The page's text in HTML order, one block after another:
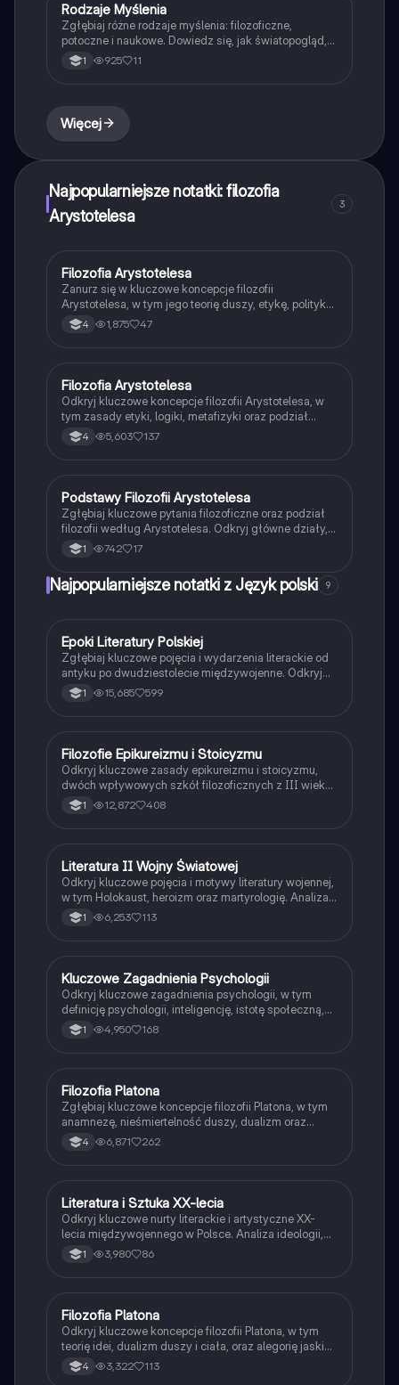
Filozofia
Rodzaje Myślenia
Zgłębiaj różne rodzaje myślenia: filozoficzne,
potoczne i naukowe. Dowiedz się, jak światopogląd,
ideologia i konformizm wpływają na nasze
postrzeganie rzeczywistości. Materiał zawiera
1 925 11
Więcej
Najpopularniejsze notatki: filozofia
Arystotelesa
3
Religia
Filozofia Arystotelesa
Zanurz się w kluczowe koncepcje filozofii
Arystotelesa, w tym jego teorię duszy, etykę, politykę
oraz kosmologię. Dowiedz się, jak Arystoteles
zdefiniował najwyższe dobro i jakie znaczenie miała
Arystotelesa na rozwój nauki. Typ: prezentacja.
4 1,875 47
Filozofia
Filozofia Arystotelesa
Odkryj kluczowe koncepcje filozofii Arystotelesa, w
tym zasady etyki, logiki, metafizyki oraz podział
duszy. Zrozumienie pojęć takich jak złoty środek,
eudajmonia, oraz różne formy przyjaźni. Idealne dla
4 5,603 137
Filozofia
Podstawy Filozofii Arystotelesa
Zgłębiaj kluczowe pytania filozoficzne oraz podział
filozofii według Arystotelesa. Odkryj główne działy,
takie jak etyka, ontologia, epistemologia i estetyka,
oraz ich znaczenie w zrozumieniu ludzkiego
doświadczenia. Idealne dla studentów filozofii i
pasjonatów myśli krytycznej.
1 742 17
Najpopularniejsze notatki z Język polski 9
EJęzyk polski
Epoki Literatury Polskiej
Zgłębiaj kluczowe pojęcia i wydarzenia literackie od
antyku po dwudziestolecie międzywojenne. Odkryj
wpływ stoicyzmu, romantyzmu, pozytywizmu i innych
epok na polską literaturę. Idealne dla maturzystów
1 15,685 599
Filozofia
Filozofie Epikureizmu i Stoicyzmu
Odkryj kluczowe zasady epikureizmu i stoicyzmu,
dwóch wpływowych szkół filozoficznych z III wieku
p.n.e. Poznaj różnice między przyjemnością
pozytywną a negatywną w epikureizmie oraz ideę
1 12,872 408
Język polski
Literatura II Wojny Światowej
Odkryj kluczowe pojęcia i motywy literatury wojennej,
w tym Holokaust, heroizm oraz martyrologię. Analiza
twórczości Pokolenia Kolumbów, w tym Tadeusza
Borowskiego i Krzysztofa Kamila Baczyńskiego.
1 6,253 113
Filozofia
Kluczowe Zagadnienia Psychologii
Odkryj kluczowe zagadnienia psychologii, w tym
definicję psychologii, inteligencję, istotę społeczną,
postawy, emocje podstawowe, stres oraz różnice
między grupami formalnymi i nieformalnymi. Idealne
1 4,950 168
Filozofia
Filozofia Platona
Zgłębiaj kluczowe koncepcje filozofii Platona, w tym
anamnezę, nieśmiertelność duszy, dualizm oraz
miłość platoniczną. Odkryj alegorie, takie jak
skrzydlaty zaprzęg, oraz jego wizję idealnego
późniejsze filozofie. Typ: podsumowanie.
4 6,871 262
Język polski
Literatura i Sztuka XX-lecia
Odkryj kluczowe nurty literackie i artystyczne XX-
lecia międzywojennego w Polsce. Analiza ideologii,
awangardy, oraz wpływów totalitaryzmu na
twórczość Brunona Schulza, Juliana Przybosia i
1 3,980 86
Filozofia
Filozofia Platona
Odkryj kluczowe koncepcje filozofii Platona, w tym
teorię idei, dualizm duszy i ciała, oraz alegorię jaskini.
Prezentacja omawia również etykę, politykę i
epistemologię Platona, oferując wgląd w jego wizję
4 3,322 113